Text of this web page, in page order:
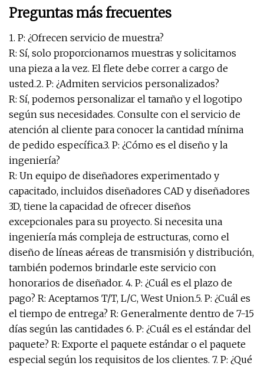
Preguntas más frecuentes
1. P: ¿Ofrecen servicio de muestra?
R: Sí, solo proporcionamos muestras y solicitamos
una pieza a la vez. El flete debe correr a cargo de
usted.2. P: ¿Admiten servicios personalizados?
R: Sí, podemos personalizar el tamaño y el logotipo
según sus necesidades. Consulte con el servicio de
atención al cliente para conocer la cantidad mínima
de pedido específica.3. P: ¿Cómo es el diseño y la
ingeniería?
R: Un equipo de diseñadores experimentado y
capacitado, incluidos diseñadores CAD y diseñadores
3D, tiene la capacidad de ofrecer diseños
excepcionales para su proyecto. Si necesita una
ingeniería más compleja de estructuras, como el
diseño de líneas aéreas de transmisión y distribución,
también podemos brindarle este servicio con
honorarios de diseñador. 4. P: ¿Cuál es el plazo de
pago? R: Aceptamos T/T, L/C, West Union.5. P: ¿Cuál es
el tiempo de entrega? R: Generalmente dentro de 7-15
días según las cantidades 6. P: ¿Cuál es el estándar del
paquete? R: Exporte el paquete estándar o el paquete
especial según los requisitos de los clientes. 7. P: ¿Qué